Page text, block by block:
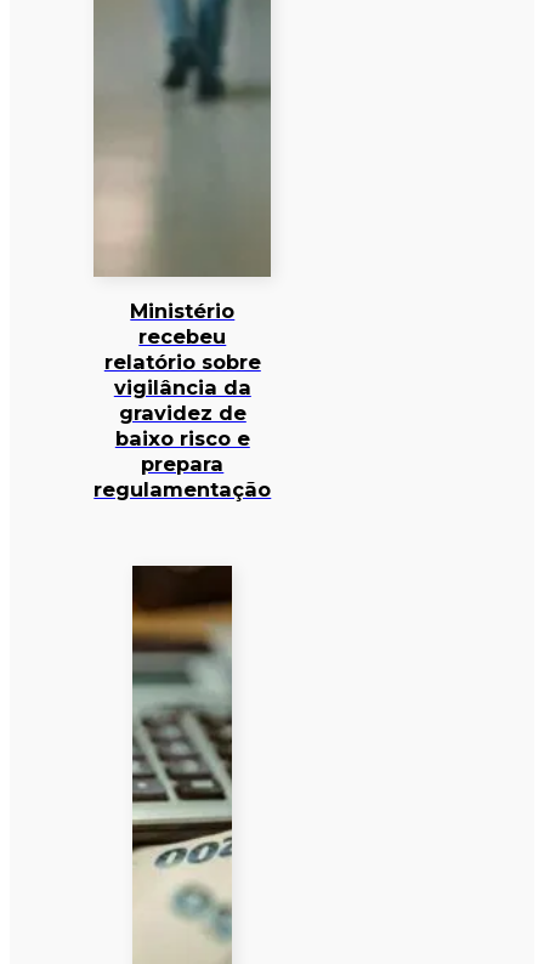
Ministério
recebeu
relatório sobre
vigilância da
gravidez de
baixo risco e
prepara
regulamentação